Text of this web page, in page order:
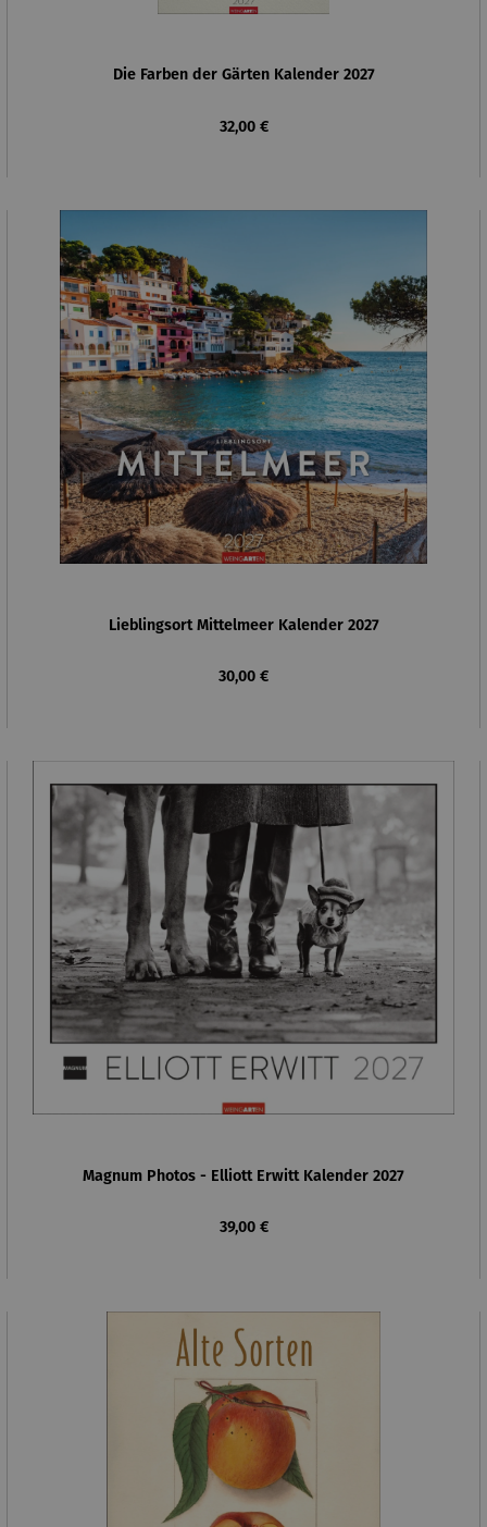
Die Farben der Gärten Kalender 2027
Regulärer Preis:
32,00 €
Lieblingsort Mittelmeer Kalender 2027
Regulärer Preis:
30,00 €
Magnum Photos - Elliott Erwitt Kalender 2027
Regulärer Preis:
39,00 €